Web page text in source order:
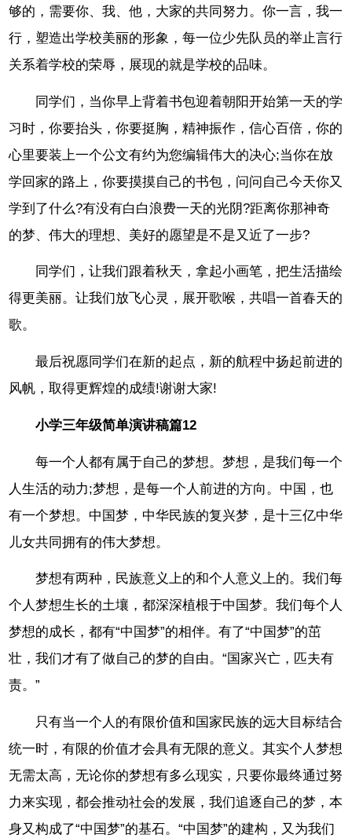
够的，需要你、我、他，大家的共同努力。你一言，我一
行，塑造出学校美丽的形象，每一位少先队员的举止言行
关系着学校的荣辱，展现的就是学校的品味。
同学们，当你早上背着书包迎着朝阳开始第一天的学
习时，你要抬头，你要挺胸，精神振作，信心百倍，你的
心里要装上一个公文有约为您编辑伟大的决心;当你在放
学回家的路上，你要摸摸自己的书包，问问自己今天你又
学到了什么?有没有白白浪费一天的光阴?距离你那神奇
的梦、伟大的理想、美好的愿望是不是又近了一步?
同学们，让我们跟着秋天，拿起小画笔，把生活描绘
得更美丽。让我们放飞心灵，展开歌喉，共唱一首春天的
歌。
最后祝愿同学们在新的起点，新的航程中扬起前进的
风帆，取得更辉煌的成绩!谢谢大家!
小学三年级简单演讲稿篇12
每一个人都有属于自己的梦想。梦想，是我们每一个
人生活的动力;梦想，是每一个人前进的方向。中国，也
有一个梦想。中国梦，中华民族的复兴梦，是十三亿中华
儿女共同拥有的伟大梦想。
梦想有两种，民族意义上的和个人意义上的。我们每
个人梦想生长的土壤，都深深植根于中国梦。我们每个人
梦想的成长，都有“中国梦”的相伴。有了“中国梦”的茁
壮，我们才有了做自己的梦的自由。“国家兴亡，匹夫有
责。”
只有当一个人的有限价值和国家民族的远大目标结合
统一时，有限的价值才会具有无限的意义。其实个人梦想
无需太高，无论你的梦想有多么现实，只要你最终通过努
力来实现，都会推动社会的发展，我们追逐自己的梦，本
身又构成了“中国梦”的基石。“中国梦”的建构，又为我们